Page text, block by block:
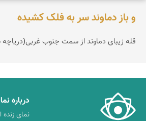
و باز دماوند سر به فلک کشیده
قله زیبای دماوند از سمت جنوب غربی(دریاچه
درباره
نمای زنده